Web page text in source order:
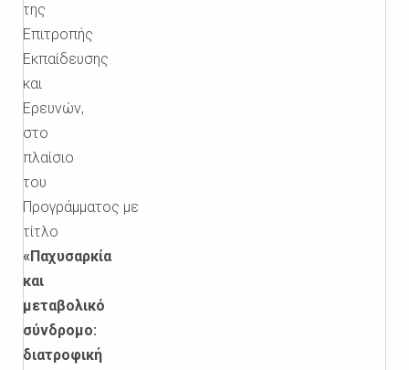
της
Επιτροπής
Εκπαίδευσης
και
Ερευνών,
στο
πλαίσιο
του
Προγράμματος με
τίτλο
«Παχυσαρκία
και
μεταβολικό
σύνδρομο:
διατροφική